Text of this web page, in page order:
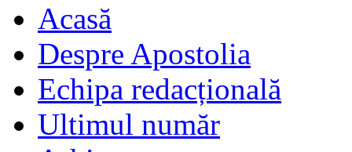
Acasă
Despre Apostolia
Echipa redacțională
Ultimul număr